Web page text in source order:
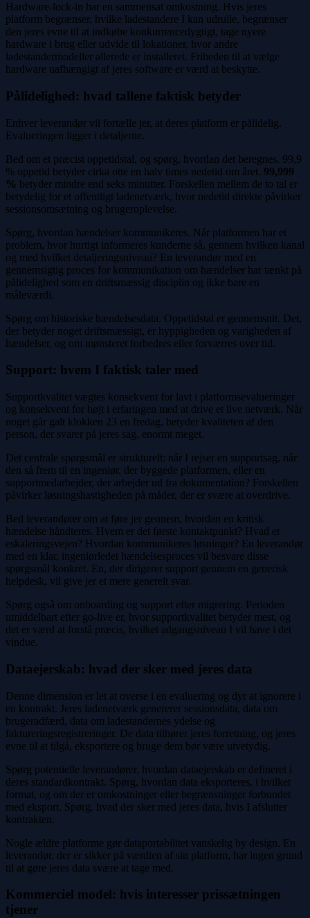
Hardware-lock-in har en sammensat omkostning. Hvis jeres
platform begrænser, hvilke ladestandere I kan udrulle, begrænser
den jeres evne til at indkøbe konkurrencedygtigt, tage nyere
hardware i brug eller udvide til lokationer, hvor andre
ladestandermodeller allerede er installeret. Friheden til at vælge
hardware uafhængigt af jeres software er værd at beskytte.
Pålidelighed: hvad tallene faktisk betyder
Enhver leverandør vil fortælle jer, at deres platform er pålidelig.
Evalueringen ligger i detaljerne.
Bed om et præcist oppetidstal, og spørg, hvordan det beregnes. 99,9
% oppetid betyder cirka otte en halv times nedetid om året. 99,999
% betyder mindre end seks minutter. Forskellen mellem de to tal er
betydelig for et offentligt ladenetværk, hvor nedetid direkte påvirker
sessionsomsætning og brugeroplevelse.
Spørg, hvordan hændelser kommunikeres. Når platformen har et
problem, hvor hurtigt informeres kunderne så, gennem hvilken kanal
og med hvilket detaljeringsniveau? En leverandør med en
gennemsigtig proces for kommunikation om hændelser har tænkt på
pålidelighed som en driftsmæssig disciplin og ikke bare en
måleværdi.
Spørg om historiske hændelsesdata. Oppetidstal er gennemsnit. Det,
der betyder noget driftsmæssigt, er hyppigheden og varigheden af
hændelser, og om mønsteret forbedres eller forværres over tid.
Support: hvem I faktisk taler med
Supportkvalitet vægtes konsekvent for lavt i platformsevalueringer
og konsekvent for højt i erfaringen med at drive et live netværk. Når
noget går galt klokken 23 en fredag, betyder kvaliteten af den
person, der svarer på jeres sag, enormt meget.
Det centrale spørgsmål er strukturelt: når I rejser en supportsag, når
den så frem til en ingeniør, der byggede platformen, eller en
supportmedarbejder, der arbejder ud fra dokumentation? Forskellen
påvirker løsningshastigheden på måder, der er svære at overdrive.
Bed leverandører om at føre jer gennem, hvordan en kritisk
hændelse håndteres. Hvem er det første kontaktpunkt? Hvad er
eskaleringsvejen? Hvordan kommunikeres løsninger? En leverandør
med en klar, ingeniørledet hændelsesproces vil besvare disse
spørgsmål konkret. En, der dirigerer support gennem en generisk
helpdesk, vil give jer et mere generelt svar.
Spørg også om onboarding og support efter migrering. Perioden
umiddelbart efter go-live er, hvor supportkvalitet betyder mest, og
det er værd at forstå præcis, hvilket adgangsniveau I vil have i det
vindue.
Dataejerskab: hvad der sker med jeres data
Denne dimension er let at overse i en evaluering og dyr at ignorere i
en kontrakt. Jeres ladenetværk genererer sessionsdata, data om
brugeradfærd, data om ladestandernes ydelse og
faktureringsregistreringer. De data tilhører jeres forretning, og jeres
evne til at tilgå, eksportere og bruge dem bør være utvetydig.
Spørg potentielle leverandører, hvordan dataejerskab er defineret i
deres standardkontrakt. Spørg, hvordan data eksporteres, i hvilket
format, og om der er omkostninger eller begrænsninger forbundet
med eksport. Spørg, hvad der sker med jeres data, hvis I afslutter
kontrakten.
Nogle ældre platforme gør dataportabilitet vanskelig by design. En
leverandør, der er sikker på værdien af sin platform, har ingen grund
til at gøre jeres data svære at tage med.
Kommerciel model: hvis interesser prissætningen
tjener